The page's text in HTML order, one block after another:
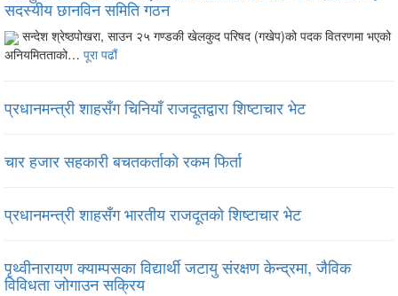
सदस्यीय छानविन समिति गठन
सन्देश श्रेष्ठपोखरा, साउन २५ गण्डकी खेलकुद परिषद (गखेप)को पदक वितरणमा भएको
अनियमितताको… पूरा पढौं
प्रधानमन्त्री शाहसँग चिनियाँ राजदूतद्वारा शिष्टाचार भेट
चार हजार सहकारी बचतकर्ताको रकम फिर्ता
प्रधानमन्त्री शाहसँग भारतीय राजदूतको शिष्टाचार भेट
पृथ्वीनारायण क्याम्पसका विद्यार्थी जटायु संरक्षण केन्द्रमा, जैविक
विविधता जोगाउन सक्रिय